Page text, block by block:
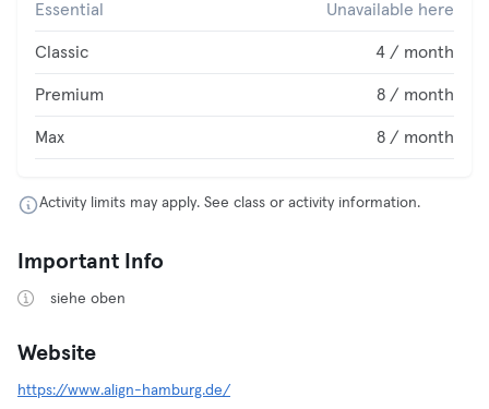
Essential Unavailable here
Classic 4 / month
Premium 8 / month
Max 8 / month
Activity limits may apply. See class or activity information.
Important Info
siehe oben
Website
https://www.align-hamburg.de/